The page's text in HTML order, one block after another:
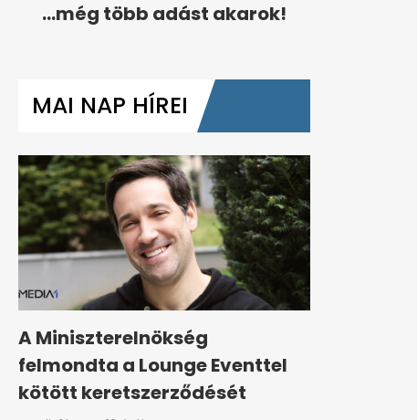
...még több adást akarok!
MAI NAP HÍREI
A Miniszterelnökség
felmondta a Lounge Eventtel
kötött keretszerződését